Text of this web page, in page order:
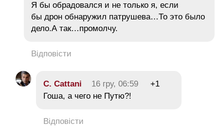
Я бы обрадовался и не только я, если
бы дрон обнаружил патрушева…То это было
дело.А так…промолчу.
Відповісти
C. Cattani 16 гру, 06:59
+1
Гоша, а чего не Путю?!
Відповісти